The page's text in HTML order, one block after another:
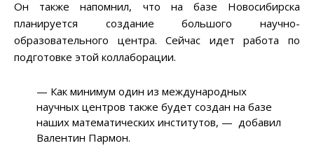
Он также напомнил, что на базе Новосибирска
планируется создание большого научно-
образовательного центра. Сейчас идет работа по
подготовке этой коллаборации.
— Как минимум один из международных
научных центров также будет создан на базе
наших математических институтов, — добавил
Валентин Пармон.